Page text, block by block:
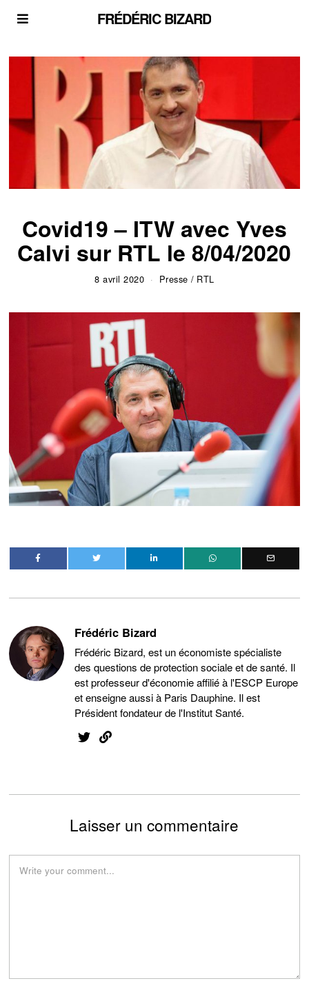
FRÉDÉRIC BIZARD
Covid19 – ITW avec Yves
Calvi sur RTL le 8/04/2020
8 avril 2020 Presse / RTL
Frédéric Bizard
Frédéric Bizard, est un économiste spécialiste
des questions de protection sociale et de santé. Il
est professeur d'économie affilié à l'ESCP Europe
et enseigne aussi à Paris Dauphine. Il est
Président fondateur de l'Institut Santé.
Laisser un commentaire